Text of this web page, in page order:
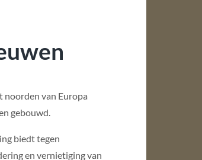
van Europa
gebouwd.
biedt tegen
en vernietiging van